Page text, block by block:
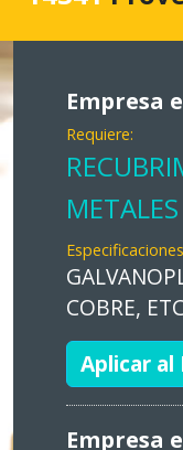
Empresa
Requiere:
METALES
COBRE,
Aplicar
Empresa